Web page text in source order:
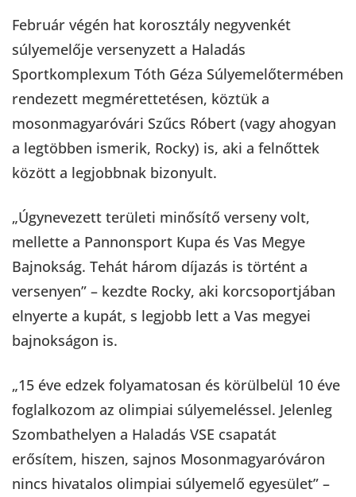
Február végén hat korosztály negyvenkét
súlyemelője versenyzett a Haladás
Sportkomplexum Tóth Géza Súlyemelőtermében
rendezett megmérettetésen, köztük a
mosonmagyaróvári Szűcs Róbert (vagy ahogyan
a legtöbben ismerik, Rocky) is, aki a felnőttek
között a legjobbnak bizonyult.
„Úgynevezett területi minősítő verseny volt,
mellette a Pannonsport Kupa és Vas Megye
Bajnokság. Tehát három díjazás is történt a
versenyen” – kezdte Rocky, aki korcsoportjában
elnyerte a kupát, s legjobb lett a Vas megyei
bajnokságon is.
„15 éve edzek folyamatosan és körülbelül 10 éve
foglalkozom az olimpiai súlyemeléssel. Jelenleg
Szombathelyen a Haladás VSE csapatát
erősítem, hiszen, sajnos Mosonmagyaróváron
nincs hivatalos olimpiai súlyemelő egyesület” –